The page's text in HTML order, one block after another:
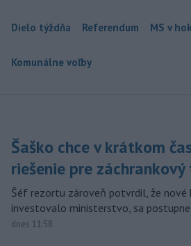
Dielo týždňa Referendum MS v
Komunálne voľby
Šaško chce v krátkom
riešenie pre
Šéf rezortu zároveň potvrdil, že nové
investovalo ministerstvo, sa
dnes 11:58